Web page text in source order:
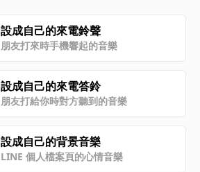
設成自己的來電鈴聲
朋友打來時手機響起的音樂
設成自己的來電答鈴
朋友打給你時對方聽到的音樂
設成自己的背景音樂
LINE 個人檔案頁的心情音樂